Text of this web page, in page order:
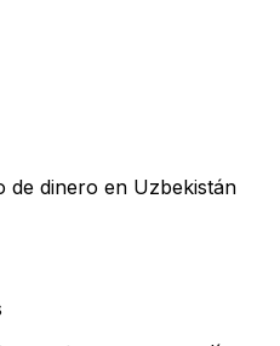
de dinero en Uzbekistán